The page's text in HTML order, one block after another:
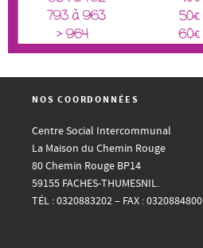
NOS COORDONNÉES
Centre Social Intercommunal
La Maison du Chemin Rouge
80 Chemin Rouge BP14
59155 FACHES-THUMESNIL.
TÉL : 0320883202 – FAX : 0320884800